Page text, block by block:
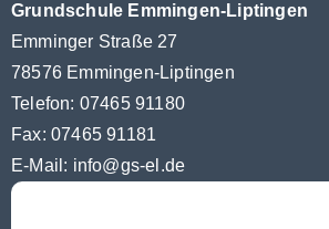
Grundschule Emmingen-Liptingen
Emminger Straße 27
78576 Emmingen-Liptingen
Telefon: 07465 91180
Fax: 07465 91181
E-Mail: info@gs-el.de